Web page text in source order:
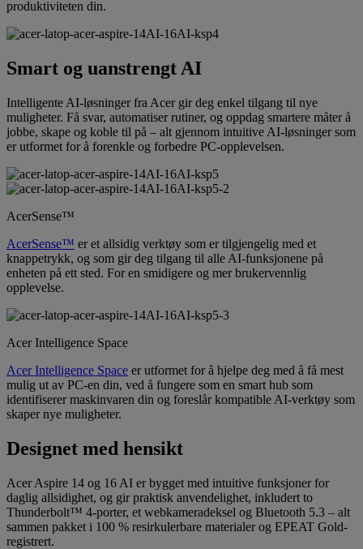
produktiviteten din.
Smart og uanstrengt AI
Intelligente AI-løsninger fra Acer gir deg enkel tilgang til nye
muligheter. Få svar, automatiser rutiner, og oppdag smartere måter å
jobbe, skape og koble til på – alt gjennom intuitive AI-løsninger som
er utformet for å forenkle og forbedre PC-opplevelsen.
AcerSense™
AcerSense™ er et allsidig verktøy som er tilgjengelig med et
knappetrykk, og som gir deg tilgang til alle AI-funksjonene på
enheten på ett sted. For en smidigere og mer brukervennlig
opplevelse.
Acer Intelligence Space
Acer Intelligence Space er utformet for å hjelpe deg med å få mest
mulig ut av PC-en din, ved å fungere som en smart hub som
identifiserer maskinvaren din og foreslår kompatible AI-verktøy som
skaper nye muligheter.
Designet med hensikt
Acer Aspire 14 og 16 AI er bygget med intuitive funksjoner for
daglig allsidighet, og gir praktisk anvendelighet, inkludert to
Thunderbolt™ 4-porter, et webkameradeksel og Bluetooth 5.3 – alt
sammen pakket i 100 % resirkulerbare materialer og EPEAT Gold-
registrert.